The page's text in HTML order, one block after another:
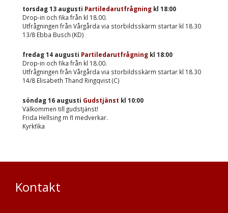
torsdag 13 augusti Partiledarutfrågning kl 18:00
Drop-in och fika från kl 18.00.
Utfrågningen från Vårgårda via storbildsskärm startar kl 18.30
13/8 Ebba Busch (KD)
fredag 14 augusti Partiledarutfrågning kl 18:00
Drop-in och fika från kl 18.00.
Utfrågningen från Vårgårda via storbildsskärm startar kl 18.30
14/8 Elisabeth Thand Ringqvist (C)
söndag 16 augusti Gudstjänst kl 10:00
Välkommen till gudstjänst!
Frida Hellsing m fl medverkar.
Kyrkfika
Kontakt